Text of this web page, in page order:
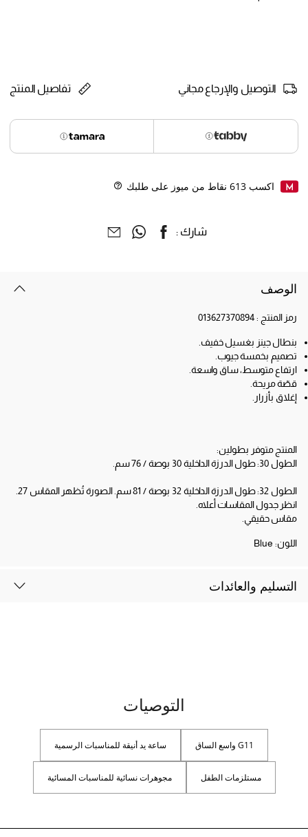
التوصيل والإرجاع مجاني تفاصيل المنتج
اكسب613نقاط من ميوز على طلبك
شارك :
الوصف
رمز المنتج : 013627370894
بنطال جينز بغسيل خفيف.
تصميم بخمسة جيوب.
ارتفاع متوسط، ساق واسعة.
قصّة مريحة.
إغلاق بأزرار.
المنتج متوفر بطولين:
الطول 30: طول الدرزة الداخلية 30 بوصة / 76 سم.
الطول 32: طول الدرزة الداخلية 32 بوصة / 81 سم. الصورة تُظهر المقاس 27.
انظر جدول المقاسات أعلاه.
مقاس حقيقي.
اللون:Blue
التسليم والعائدات
التوصيات
G11 واسع الساق ساعة يد أنيقة للمناسبات الرسمية
مستلزمات الطفل مجوهرات نسائية للمناسبات المسائية